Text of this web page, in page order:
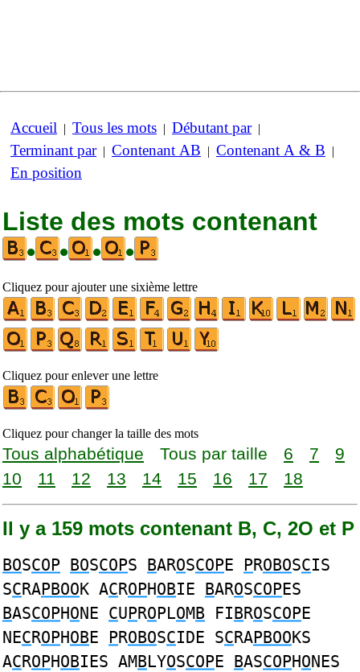
Accueil | Tous les mots | Débutant par|
Terminant par| Contenant AB | Contenant A & B |
En position
Liste des mots contenant
•
• • •
Cliquez pour ajouter une sixième lettre
Cliquez pour enlever une lettre
Cliquez pour changer la taille des mots
Tous alphabétique Tous par taille 6 7
9
10
11 12 13 14 15 16 17 18
Il y a 159 mots contenant B, C, 2O et P
BOSCOP BOSCOPS BAROSCOPE PROBOSCIS
SCRAPBOOK ACROPHOBIE BAROSCOPES
BASCOPHONE CUPROPLOMB FIBROSCOPE
NECROPHOBE PROBOSCIDE SCRAPBOOKS
ACROPHOBIES AMBLYOSCOPE BASCOPHONES